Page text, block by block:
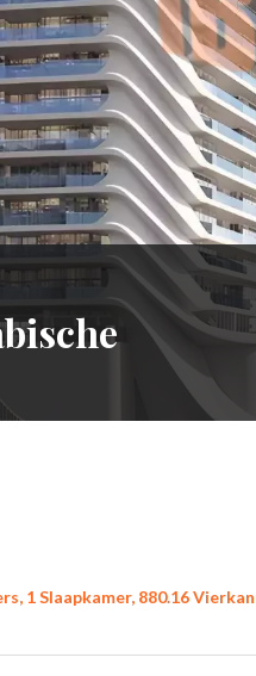
1 Slaapkamer, 880.16